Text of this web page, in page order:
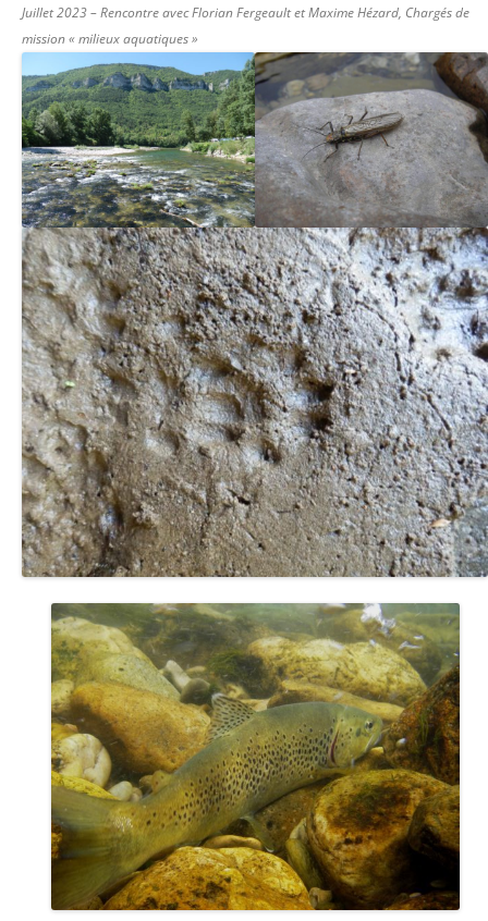
Juillet 2023 – Rencontre avec Florian Fergeault et Maxime Hézard, Chargés de
mission « milieux aquatiques »